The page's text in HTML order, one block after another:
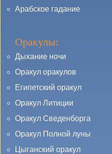
Арабское гадание
Оракулы:
Дыхание ночи
Оракул оракулов
Египетский оракул
Оракул Литиции
Оракул Сведенборга
Оракул Полной луны
Цыганский оракул